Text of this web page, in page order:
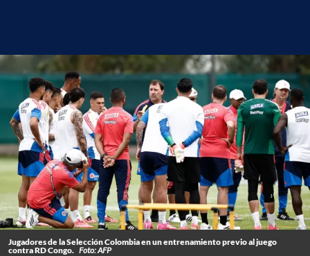
Jugadores de la Selección Colombia en un entrenamiento previo al juego
contra RD Congo. Foto: AFP